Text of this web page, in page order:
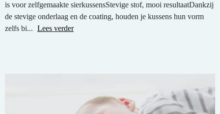
is voor zelfgemaakte sierkussensStevige stof, mooi resultaatDankzij
de stevige onderlaag en de coating, houden je kussens hun vorm
zelfs bi... Lees verder